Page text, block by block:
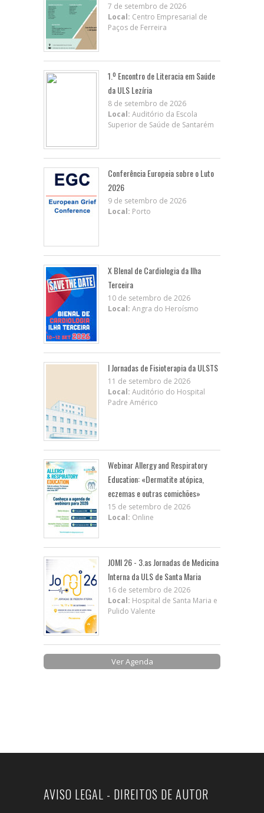
7 de setembro de 2026
Local: Centro Empresarial de
Paços de Ferreira
1.º Encontro de Literacia em Saúde
da ULS Lezíria
8 de setembro de 2026
Local: Auditório da Escola
Superior de Saúde de Santarém
Conferência Europeia sobre o Luto
2026
9 de setembro de 2026
Local: Porto
X BIenal de Cardiologia da Ilha
Terceira
10 de setembro de 2026
Local: Angra do Heroísmo
I Jornadas de Fisioterapia da ULSTS
11 de setembro de 2026
Local: Auditório do Hospital
Padre Américo
Webinar Allergy and Respiratory
Education: «Dermatite atópica,
eczemas e outras comichões»
15 de setembro de 2026
Local: Online
JOMI 26 - 3.as Jornadas de Medicina
Interna da ULS de Santa Maria
16 de setembro de 2026
Local: Hospital de Santa Maria e
Pulido Valente
Ver Agenda
AVISO LEGAL - DIREITOS DE AUTOR